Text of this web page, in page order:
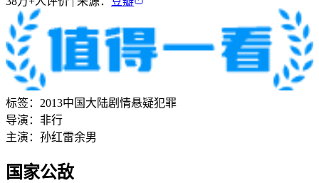
标签： 2013中国大陆剧情悬疑犯罪
导演： 非行
主演： 孙红雷余男
国家公敌